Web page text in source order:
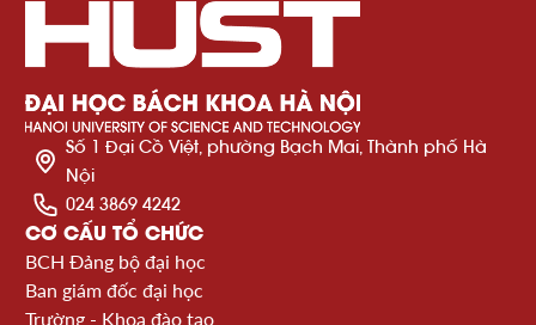
Số 1 Đại Cồ Việt, phường Bạch Mai, Thành phố Hà
Nội
024 3869 4242
CƠ CẤU TỔ CHỨC
BCH Đảng bộ đại học
Ban giám đốc đại học
Trường - Khoa đào tạo